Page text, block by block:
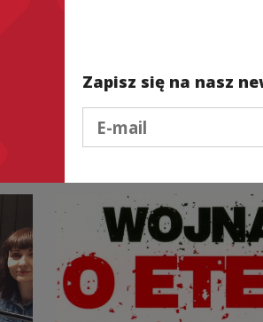
Gintrowski bez
rozmowa o nowej
Marka Dyjaka
Kulturalne]
Zapisz się na nasz